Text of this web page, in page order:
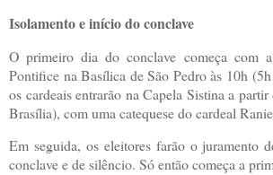
Isolamento e início do conclave
O primeiro dia do conclave começa com
Pontifice na Basílica de São Pedro às 10h
os cardeais entrarão na Capela Sistina a
Brasília), com uma catequese do cardeal
Em seguida, os eleitores farão o juramento
conclave e de silêncio. Só então começa a